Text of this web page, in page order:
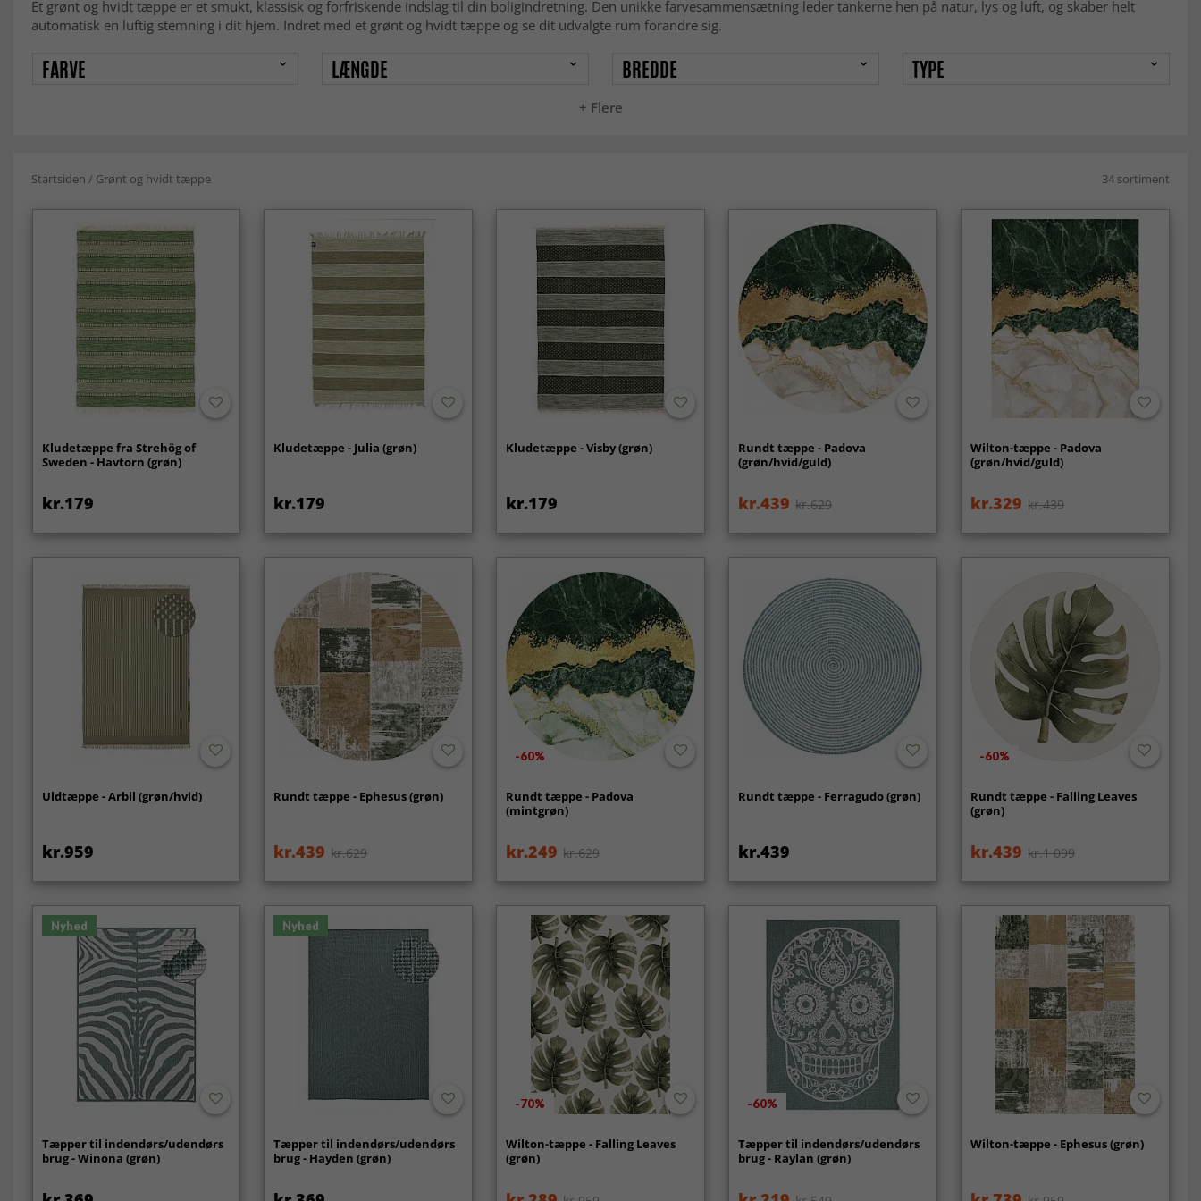
Et grønt og hvidt tæppe er et smukt, klassisk og forfriskende indslag til din boligindretning. Den unikke farvesammensætning leder tankerne hen på natur, lys og luft, og skaber helt
automatisk en luftig stemning i dit hjem. Indret med et grønt og hvidt tæppe og se dit udvalgte rum forandre sig.
+ Flere
FARVE LÆNGDE BREDDE TYPE
Startsiden / Grønt og hvidt tæppe 34 sortiment
Kludetæppe fra Strehög of
Sweden - Havtorn (grøn)
kr.179
Kludetæppe - Julia (grøn)
kr.179
Kludetæppe - Visby (grøn)
kr.179
Rundt tæppe - Padova
(grøn/hvid/guld)
kr.439 kr.629
Wilton-tæppe - Padova
(grøn/hvid/guld)
kr.329 kr.439
Uldtæppe - Arbil (grøn/hvid)
kr.959
Rundt tæppe - Ephesus (grøn)
kr.439 kr.629
-60%
Rundt tæppe - Padova
(mintgrøn)
kr.249 kr.629
Rundt tæppe - Ferragudo (grøn)
kr.439
-60%
Rundt tæppe - Falling Leaves
(grøn)
kr.439 kr.1 099
Nyhed
Tæpper til indendørs/udendørs
brug - Winona (grøn)
Nyhed
Tæpper til indendørs/udendørs
brug - Hayden (grøn)
-70%
Wilton-tæppe - Falling Leaves
(grøn)
-60%
Tæpper til indendørs/udendørs
brug - Raylan (grøn)
Wilton-tæppe - Ephesus (grøn)